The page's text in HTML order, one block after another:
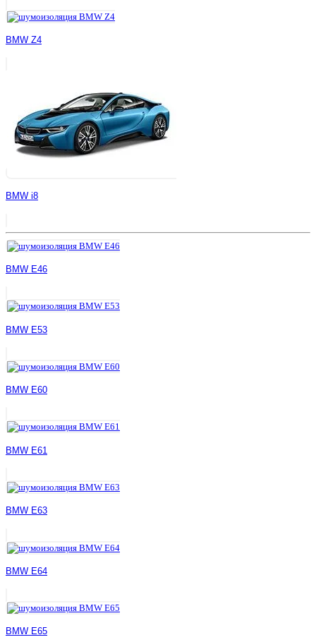
BMW Z4
BMW i8
BMW E46
BMW E53
BMW E60
BMW E61
BMW E63
BMW E64
BMW E65